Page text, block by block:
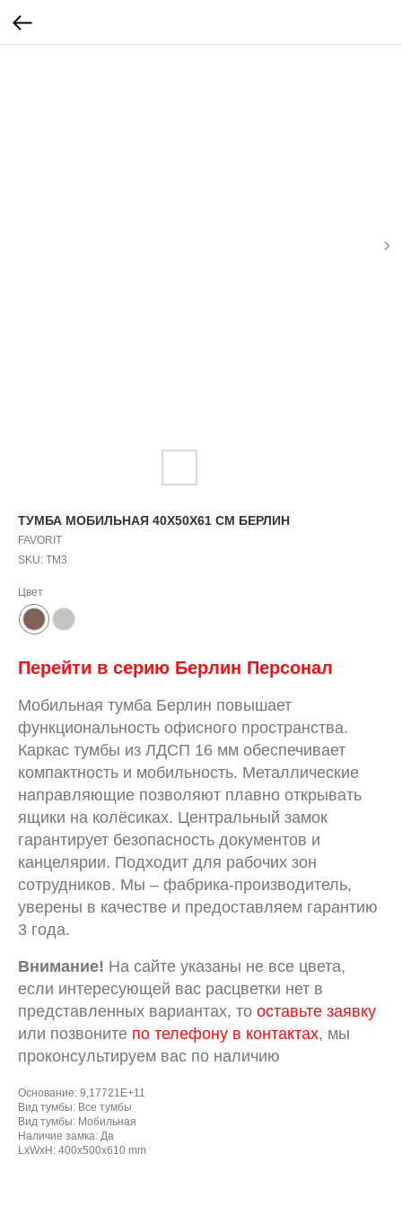
ТУМБА МОБИЛЬНАЯ 40Х50Х61 СМ БЕРЛИН
FAVORIT
SKU: ТМ3
Цвет
Перейти в серию Берлин Персонал
Мобильная тумба Берлин повышает
функциональность офисного пространства.
Каркас тумбы из ЛДСП 16 мм обеспечивает
компактность и мобильность. Металлические
направляющие позволяют плавно открывать
ящики на колёсиках. Центральный замок
гарантирует безопасность документов и
канцелярии. Подходит для рабочих зон
сотрудников. Мы – фабрика-производитель,
уверены в качестве и предоставляем гарантию
3 года.
Внимание! На сайте указаны не все цвета,
если интересующей вас расцветки нет в
представленных вариантах, то оставьте заявку
или позвоните по телефону в контактах, мы
проконсультируем вас по наличию
Основание: 9,17721E+11
Вид тумбы: Все тумбы
Вид тумбы: Мобильная
Наличие замка: Да
LxWxH: 400x500x610 mm